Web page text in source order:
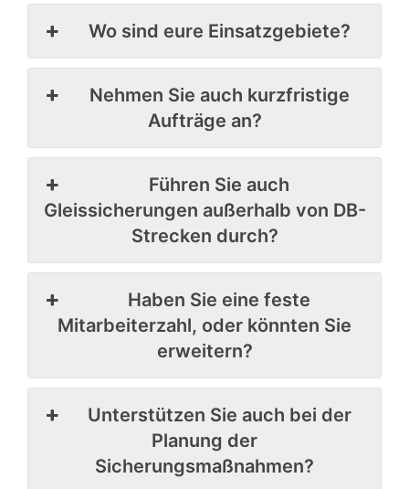
Wo sind eure Einsatzgebiete?
Nehmen Sie auch kurzfristige
Aufträge an?
Führen Sie auch
Gleissicherungen außerhalb von DB-
Strecken durch?
Haben Sie eine feste
Mitarbeiterzahl, oder könnten Sie
erweitern?
Unterstützen Sie auch bei der
Planung der
Sicherungsmaßnahmen?